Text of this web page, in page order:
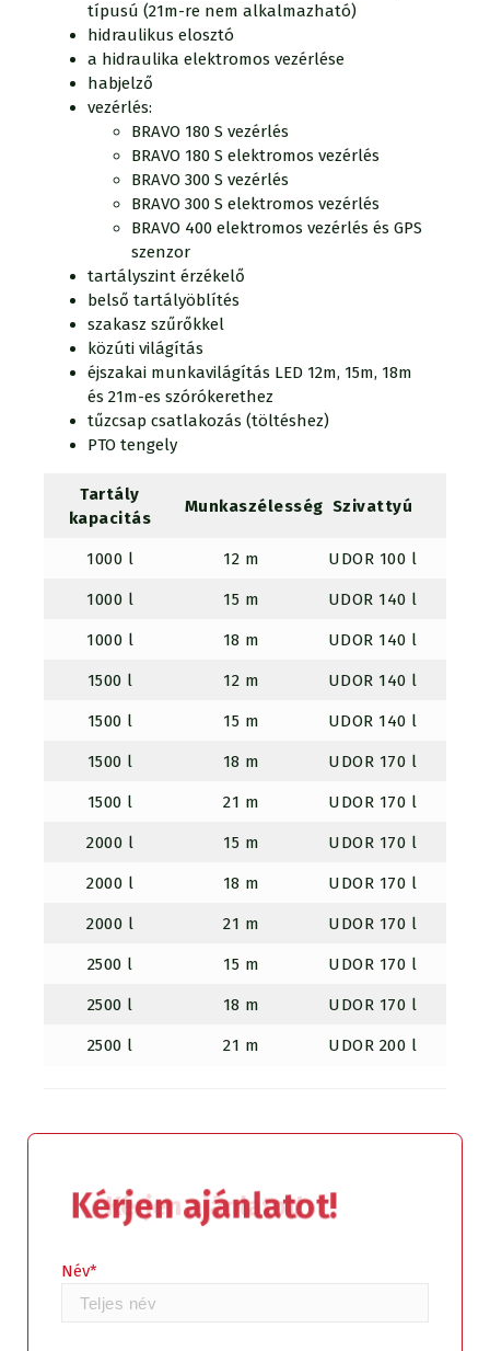
típusú (21m-re nem alkalmazható)
hidraulikus elosztó
a hidraulika elektromos vezérlése
habjelző
vezérlés:
BRAVO 180 S vezérlés
BRAVO 180 S elektromos vezérlés
BRAVO 300 S vezérlés
BRAVO 300 S elektromos vezérlés
BRAVO 400 elektromos vezérlés és GPS
szenzor
tartályszint érzékelő
belső tartályöblítés
szakasz szűrőkkel
közúti világítás
éjszakai munkavilágítás LED 12m, 15m, 18m
és 21m-es szórókerethez
tűzcsap csatlakozás (töltéshez)
PTO tengely
Tartály
kapacitás
Munkaszélesség Szivattyú
1000 l 12 m UDOR 100 l
1000 l 15 m UDOR 140 l
1000 l 18 m UDOR 140 l
1500 l 12 m UDOR 140 l
1500 l 15 m UDOR 140 l
1500 l 18 m UDOR 170 l
1500 l 21 m UDOR 170 l
2000 l 15 m UDOR 170 l
2000 l 18 m UDOR 170 l
2000 l 21 m UDOR 170 l
2500 l 15 m UDOR 170 l
2500 l 18 m UDOR 170 l
2500 l 21 m UDOR 200 l
Kérjen ajánlatot!
Név*